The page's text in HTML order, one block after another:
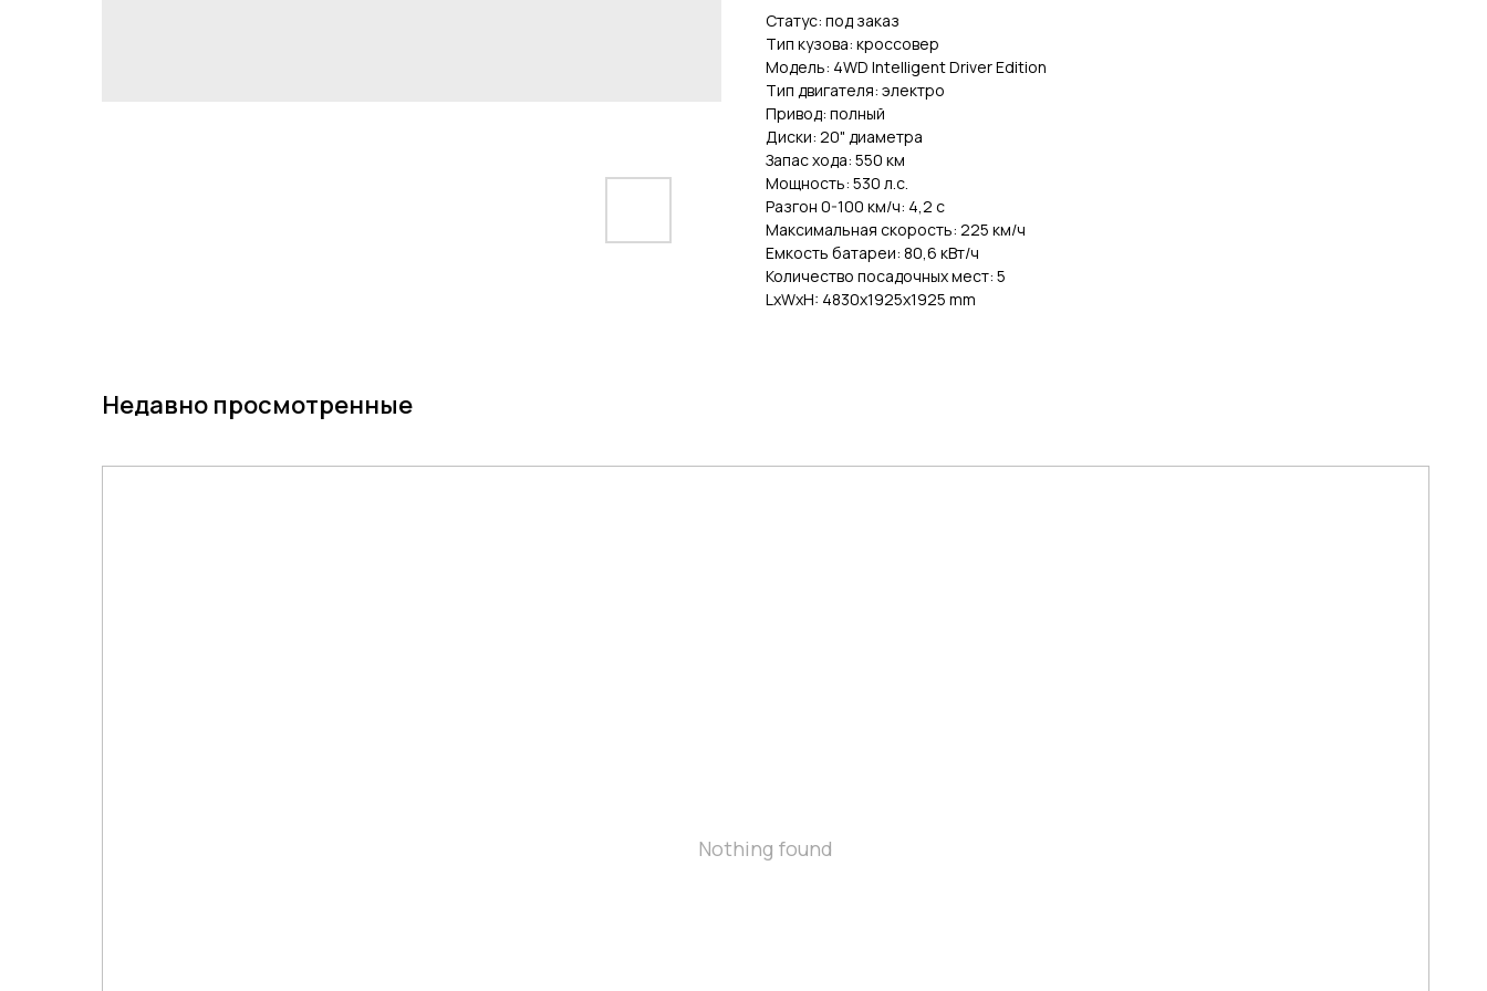
Статус: под заказ
Тип кузова: кроссовер
Модель: 4WD Intelligent Driver Edition
Тип двигателя: электро
Привод: полный
Диски: 20" диаметра
Запас хода: 550 км
Мощность: 530 л.с.
Разгон 0-100 км/ч: 4,2 с
Максимальная скорость: 225 км/ч
Емкость батареи: 80,6 кВт/ч
Количество посадочных мест: 5
LxWxH: 4830x1925x1925 mm
Недавно просмотренные
Nothing found